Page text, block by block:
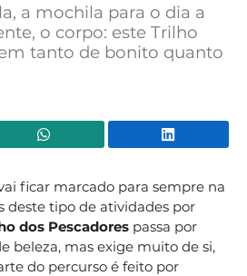
a mochila para o dia a
o corpo: este Trilho
tanto de bonito quanto
WhatsApp
ficar marcado para sempre na
deste tipo de atividades por
dos Pescadores passa por
beleza, mas exige muito de si,
do percurso é feito por